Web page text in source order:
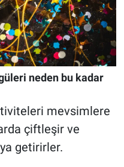
neden bu kadar
mevsimlere
çiftleşir ve
getirirler.